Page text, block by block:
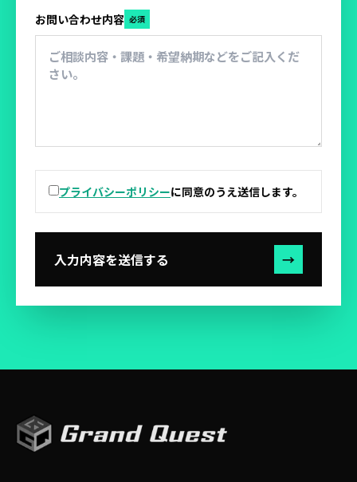
お問い合わせ内容 必須
プライバシーポリシーに同意のうえ送信します。
入力内容を送信する →